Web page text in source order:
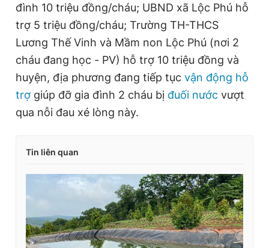
đình 10 triệu đồng/cháu; UBND xã Lộc Phú hỗ
trợ 5 triệu đồng/cháu; Trường TH-THCS
Lương Thế Vinh và Mầm non Lộc Phú (nơi 2
cháu đang học - PV) hỗ trợ 10 triệu đồng và
huyện, địa phương đang tiếp tục vận động hỗ
trợ giúp đỡ gia đình 2 cháu bị đuối nước vượt
qua nỗi đau xé lòng này.
Tin liên quan